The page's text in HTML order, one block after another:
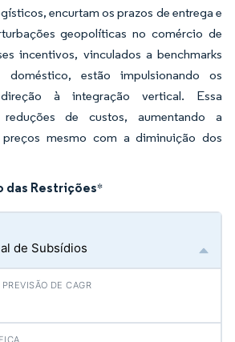
encurtam os prazos de entrega e
geopolíticas no comércio de
incentivos, vinculados a benchmarks
estão impulsionando os
à integração vertical. Essa
de custos, aumentando a
mesmo com a diminuição dos
das Restrições*
de Subsídios